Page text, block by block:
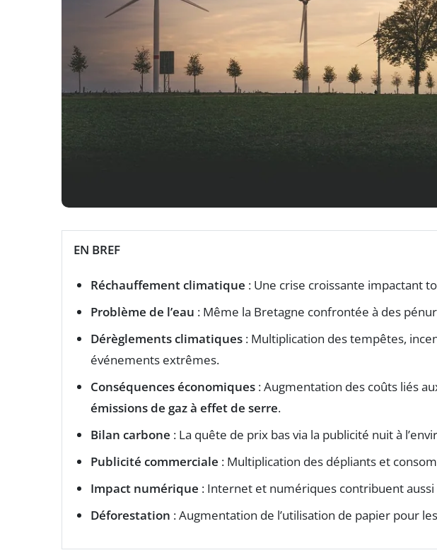
EN BREF
Réchauffement climatique : Une crise croissante impactant
Problème de l’eau : Même la Bretagne confrontée à des
Dérèglements climatiques : Multiplication des tempêtes,
événements extrêmes.
Conséquences économiques : Augmentation des coûts liés
émissions de gaz à effet de serre.
Bilan carbone : La quête de prix bas via la publicité nuit à
Publicité commerciale : Multiplication des dépliants et
Impact numérique : Internet et numériques contribuent aussi
Déforestation : Augmentation de l’utilisation de papier pour